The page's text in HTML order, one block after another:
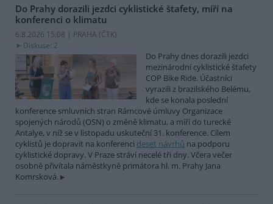
Do Prahy dorazili jezdci cyklistické štafety, míří na
konferenci o klimatu
6.8.2026 15:08 | PRAHA (ČTK)
Diskuse: 2
Do Prahy dnes dorazili jezdci
mezinárodní cyklistické štafety
COP Bike Ride. Účastníci
vyrazili z brazilského Belému,
kde se konala poslední
konference smluvních stran Rámcové úmluvy Organizace
spojených národů (OSN) o změně klimatu, a míří do turecké
Antalye, v níž se v listopadu uskuteční 31. konference. Cílem
cyklistů je dopravit na konferenci deset návrhů na podporu
cyklistické dopravy. V Praze stráví necelé tři dny. Včera večer
osobně přivítala náměstkyně primátora hl. m. Prahy Jana
Komrsková.